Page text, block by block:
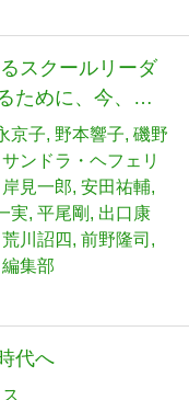
スクールリーダ
ために、今、必
京子 野本響子 磯野
サンドラ・ヘフェリ
岸見一郎 安田祐輔
実 平尾剛
出口康
荒川詔四 前野隆司
編集部
代へ